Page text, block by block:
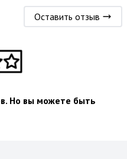
Оставить отзыв
Но вы можете быть